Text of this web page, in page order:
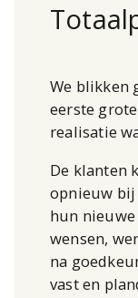
We blikken
eerste
realisatie
De klanten
opnieuw bij
hun
wensen,
na
vast en